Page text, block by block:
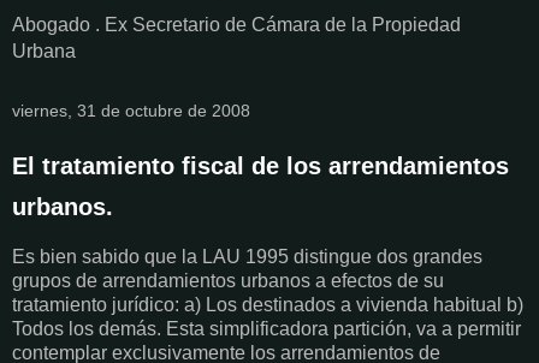
Abogado . Ex Secretario de Cámara de la Propiedad
Urbana
viernes, 31 de octubre de 2008
El tratamiento fiscal de los arrendamientos
urbanos.
Es bien sabido que la LAU 1995 distingue dos grandes
grupos de arrendamientos urbanos a efectos de su
tratamiento jurídico: a) Los destinados a vivienda habitual b)
Todos los demás. Esta simplificadora partición, va a permitir
contemplar exclusivamente los arrendamientos de